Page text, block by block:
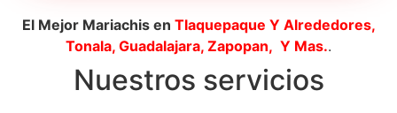
El Mejor Mariachis en Tlaquepaque Y Alrededores,
Tonala, Guadalajara, Zapopan, Y Mas..
Nuestros servicios